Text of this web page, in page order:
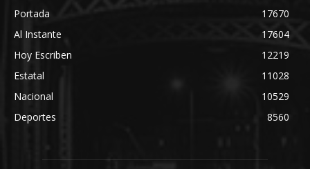
Portada
17670
Al Instante
17604
Hoy Escriben
12219
Estatal
11028
Nacional
10529
Deportes
8560